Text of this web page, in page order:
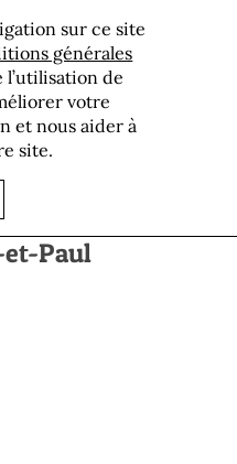
sur ce site
générales
l’utilisation de
votre
et nous aider à
site.
Paul